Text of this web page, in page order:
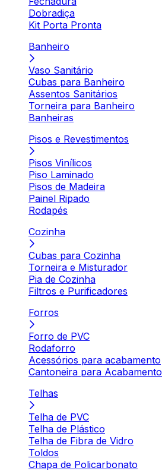
Dobradiça
Kit Porta Pronta
Banheiro
Vaso Sanitário
Cubas para Banheiro
Assentos Sanitários
Torneira para Banheiro
Banheiras
Pisos e Revestimentos
Pisos Vinílicos
Piso Laminado
Pisos de Madeira
Painel Ripado
Rodapés
Cozinha
Cubas para Cozinha
Torneira e Misturador
Pia de Cozinha
Filtros e Purificadores
Forros
Forro de PVC
Rodaforro
Acessórios para acabamento
Cantoneira para Acabamento
Telhas
Telha de PVC
Telha de Plástico
Telha de Fibra de Vidro
Toldos
Chapa de Policarbonato